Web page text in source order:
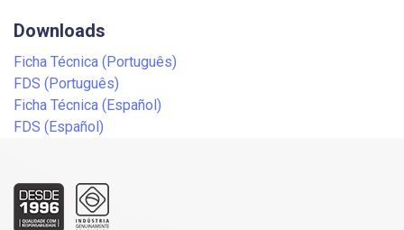
Downloads
Ficha Técnica (Português)
FDS (Português)
Ficha Técnica (Español)
FDS (Español)